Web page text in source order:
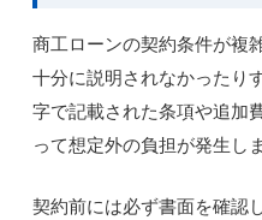
商工ローンの契約条件が複
十分に説明されなかったり
字で記載された条項や追加
って想定外の負担が発生しま
契約前には必ず書面を確認